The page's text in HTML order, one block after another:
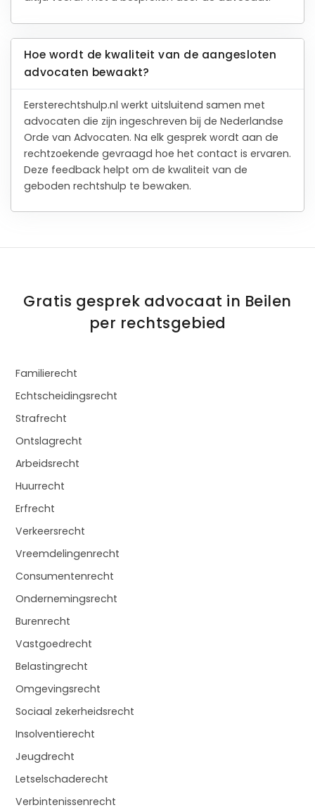
Hoe wordt de kwaliteit van de aangesloten
advocaten bewaakt?
Eersterechtshulp.nl werkt uitsluitend samen met
advocaten die zijn ingeschreven bij de Nederlandse
Orde van Advocaten. Na elk gesprek wordt aan de
rechtzoekende gevraagd hoe het contact is ervaren.
Deze feedback helpt om de kwaliteit van de
geboden rechtshulp te bewaken.
Gratis gesprek advocaat in Beilen
per rechtsgebied
Familierecht
Echtscheidingsrecht
Strafrecht
Ontslagrecht
Arbeidsrecht
Huurrecht
Erfrecht
Verkeersrecht
Vreemdelingenrecht
Consumentenrecht
Ondernemingsrecht
Burenrecht
Vastgoedrecht
Belastingrecht
Omgevingsrecht
Sociaal zekerheidsrecht
Insolventierecht
Jeugdrecht
Letselschaderecht
Verbintenissenrecht